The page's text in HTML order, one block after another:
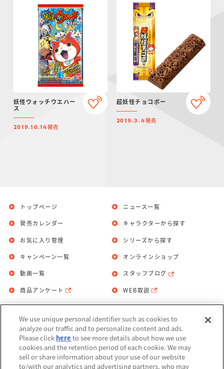
妖怪ウォッチウエハー
ス
2019.10.14発売
超妖怪チョコボー
2019.3.4発売
トップページ
発売カレンダー
お気に入り管理
ニュース一覧
キャラクターから探す
シリーズから探す
キャンペーン一覧
動画一覧
商品アンケート
オンラインショップ
スタッフブログ
WEB取説
お問い合わせ 個人情報保護方針
利用規約
Do Not Sell or Share My Personal
We use unique personal identifier such as cookies to
analyze our traffic and to personalize content and ads.
Please click here to see more details about how we use
cookies and the retention period of each cookie. We may
sell or share information about your use of our website
to/with our analytics and advertising partners, who may